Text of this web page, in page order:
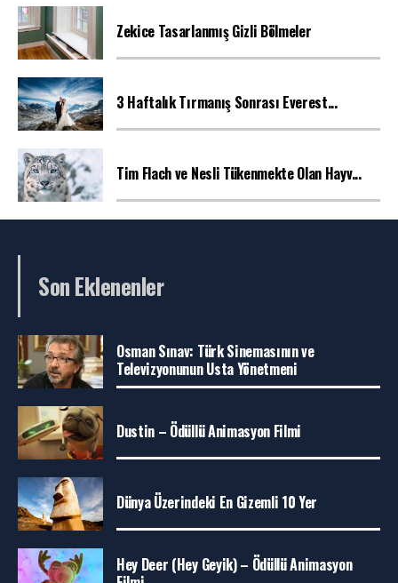
Zekice Tasarlanmış Gizli Bölmeler
3 Haftalık Tırmanış Sonrası Everest...
Tim Flach ve Nesli Tükenmekte Olan Hayv...
Son Eklenenler
Osman Sınav: Türk Sinemasının ve
Televizyonunun Usta Yönetmeni
Dustin – Ödüllü Animasyon Filmi
Dünya Üzerindeki En Gizemli 10 Yer
Hey Deer (Hey Geyik) – Ödüllü Animasyon